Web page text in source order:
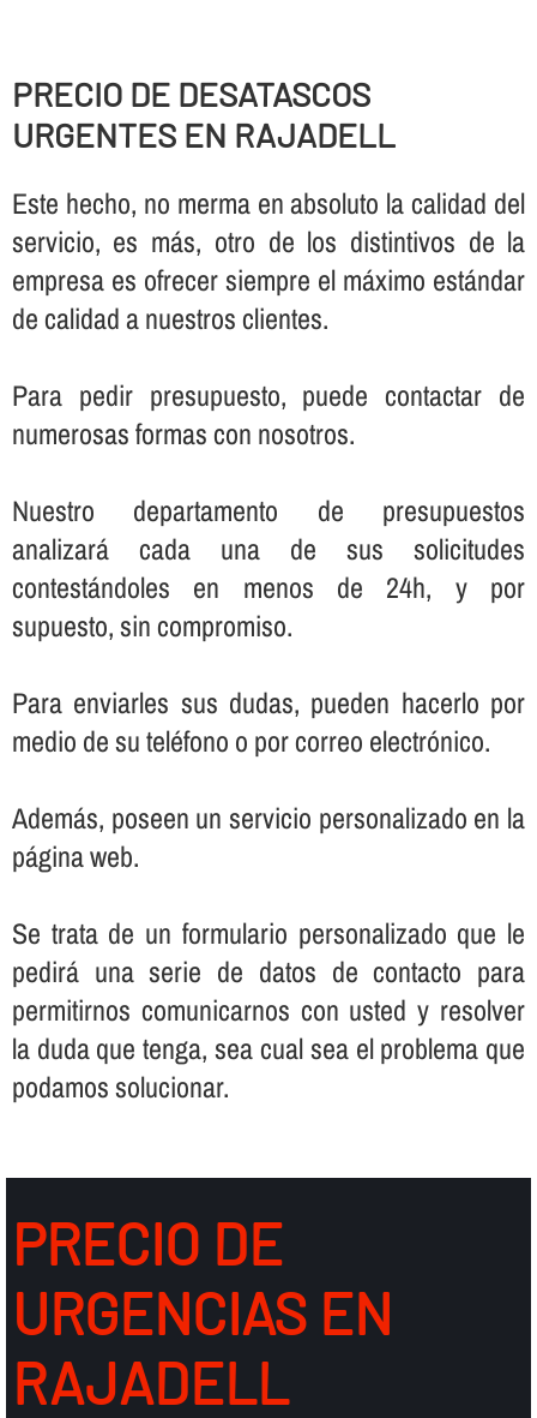
PRECIO DE DESATASCOS
URGENTES EN RAJADELL
Este hecho, no merma en absoluto la calidad del
servicio, es más, otro de los distintivos de la
empresa es ofrecer siempre el máximo estándar
de calidad a nuestros clientes.
Para pedir presupuesto, puede contactar de
numerosas formas con nosotros.
Nuestro departamento de presupuestos
analizará cada una de sus solicitudes
contestándoles en menos de 24h, y por
supuesto, sin compromiso.
Para enviarles sus dudas, pueden hacerlo por
medio de su teléfono o por correo electrónico.
Además, poseen un servicio personalizado en la
página web.
Se trata de un formulario personalizado que le
pedirá una serie de datos de contacto para
permitirnos comunicarnos con usted y resolver
la duda que tenga, sea cual sea el problema que
podamos solucionar.
PRECIO DE
URGENCIAS EN
RAJADELL